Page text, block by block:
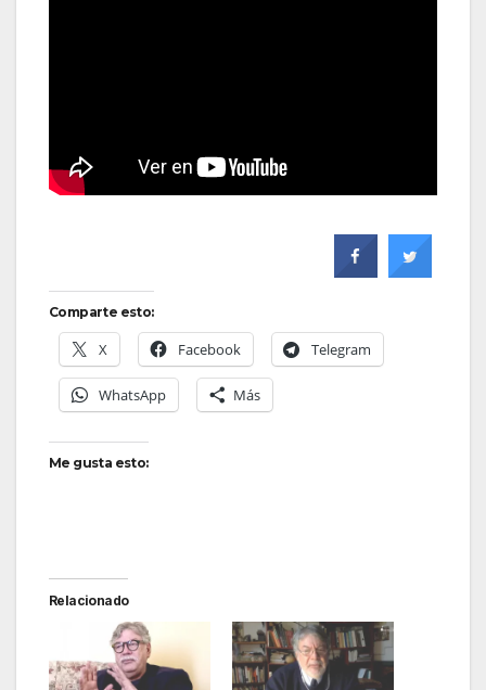
Comparte esto:
X Facebook Telegram
WhatsApp Más
Me gusta esto:
Relacionado